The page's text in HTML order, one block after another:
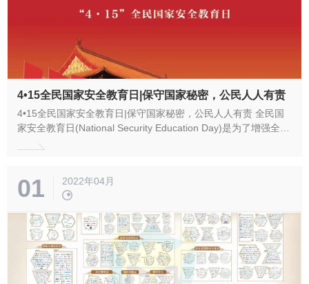
4•15全民国家安全教育日|保守国家秘密，公民人人有责
4•15全民国家安全教育日|保守国家秘密，公民人人有责 全民国
家安全教育日(National Security Education Day)是为了增强全民
国家安全意识，维护国家安全而设立的节日。2015年7月1日，全
01 2022年04月